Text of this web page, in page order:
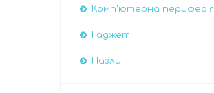
Комп'ютерна периферія
Ґаджеті
Пазли